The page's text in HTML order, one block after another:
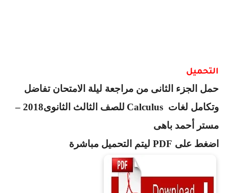
التحميل
حمل الجزء الثانى من مراجعة ليلة الامتحان تفاضل
وتكامل لغات Calculus
للصف الثالث الثانوى2018 –
مستر أحمد باهى
اضغط على PDF ليتم التحميل مباشرة